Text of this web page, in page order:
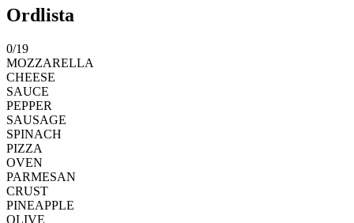
Ordlista
0/19
MOZZARELLA
CHEESE
SAUCE
PEPPER
SAUSAGE
SPINACH
PIZZA
OVEN
PARMESAN
CRUST
PINEAPPLE
OLIVE